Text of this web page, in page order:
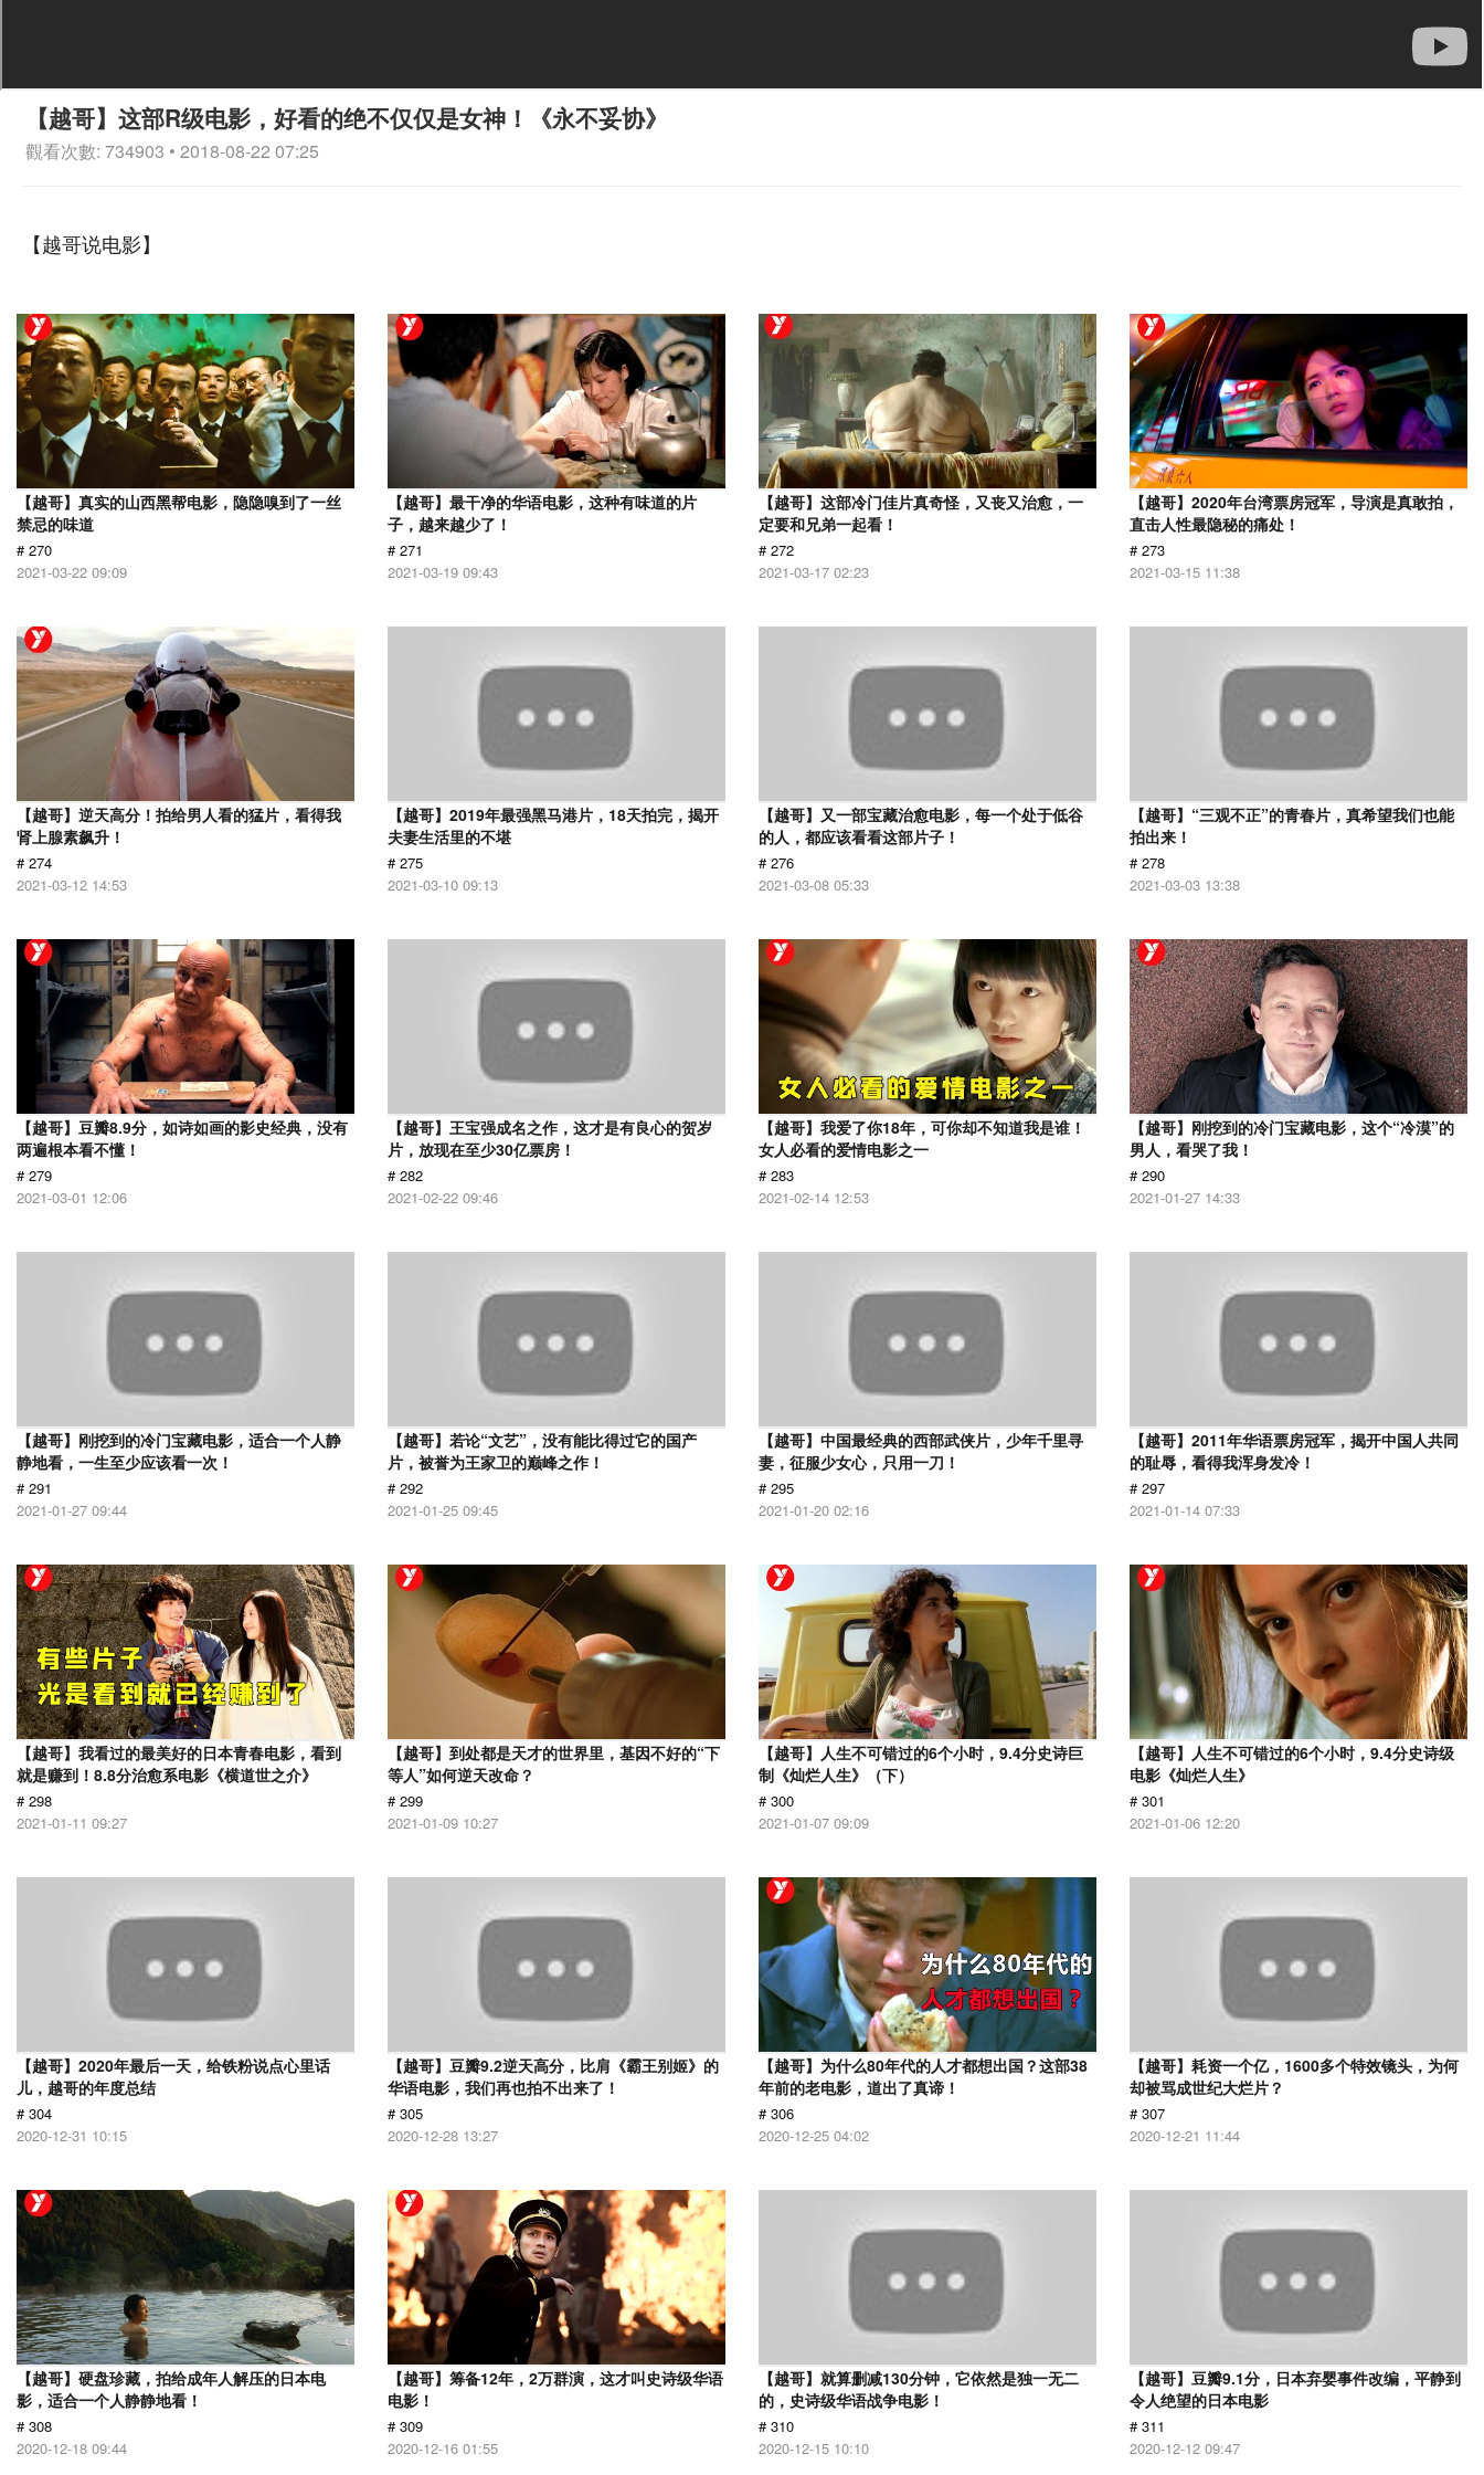
【越哥】这部R级电影，好看的绝不仅仅是女神！《永不妥协》
觀看次數: 734903 • 2018-08-22 07:25
【越哥说电影】
【越哥】真实的山西黑帮电影，隐隐嗅到了一丝
禁忌的味道
# 270
2021-03-22 09:09
【越哥】最干净的华语电影，这种有味道的片
子，越来越少了！
# 271
2021-03-19 09:43
【越哥】这部冷门佳片真奇怪，又丧又治愈，一
定要和兄弟一起看！
# 272
2021-03-17 02:23
【越哥】2020年台湾票房冠军，导演是真敢拍，
直击人性最隐秘的痛处！
# 273
2021-03-15 11:38
【越哥】逆天高分！拍给男人看的猛片，看得我
肾上腺素飙升！
# 274
2021-03-12 14:53
【越哥】2019年最强黑马港片，18天拍完，揭开
夫妻生活里的不堪
# 275
2021-03-10 09:13
【越哥】又一部宝藏治愈电影，每一个处于低谷
的人，都应该看看这部片子！
# 276
2021-03-08 05:33
【越哥】“三观不正”的青春片，真希望我们也能
拍出来！
# 278
2021-03-03 13:38
【越哥】豆瓣8.9分，如诗如画的影史经典，没有
两遍根本看不懂！
# 279
2021-03-01 12:06
【越哥】王宝强成名之作，这才是有良心的贺岁
片，放现在至少30亿票房！
# 282
2021-02-22 09:46
【越哥】我爱了你18年，可你却不知道我是谁！
女人必看的爱情电影之一
# 283
2021-02-14 12:53
【越哥】刚挖到的冷门宝藏电影，这个“冷漠”的
男人，看哭了我！
# 290
2021-01-27 14:33
【越哥】刚挖到的冷门宝藏电影，适合一个人静
静地看，一生至少应该看一次！
# 291
2021-01-27 09:44
【越哥】若论“文艺”，没有能比得过它的国产
片，被誉为王家卫的巅峰之作！
# 292
2021-01-25 09:45
【越哥】中国最经典的西部武侠片，少年千里寻
妻，征服少女心，只用一刀！
# 295
2021-01-20 02:16
【越哥】2011年华语票房冠军，揭开中国人共同
的耻辱，看得我浑身发冷！
# 297
2021-01-14 07:33
【越哥】我看过的最美好的日本青春电影，看到
就是赚到！8.8分治愈系电影《横道世之介》
# 298
2021-01-11 09:27
【越哥】到处都是天才的世界里，基因不好的“下
等人”如何逆天改命？
# 299
2021-01-09 10:27
【越哥】人生不可错过的6个小时，9.4分史诗巨
制《灿烂人生》（下）
# 300
2021-01-07 09:09
【越哥】人生不可错过的6个小时，9.4分史诗级
电影《灿烂人生》
# 301
2021-01-06 12:20
【越哥】2020年最后一天，给铁粉说点心里话
儿，越哥的年度总结
# 304
2020-12-31 10:15
【越哥】豆瓣9.2逆天高分，比肩《霸王别姬》的
华语电影，我们再也拍不出来了！
# 305
2020-12-28 13:27
【越哥】为什么80年代的人才都想出国？这部38
年前的老电影，道出了真谛！
# 306
2020-12-25 04:02
【越哥】耗资一个亿，1600多个特效镜头，为何
却被骂成世纪大烂片？
# 307
2020-12-21 11:44
【越哥】硬盘珍藏，拍给成年人解压的日本电
影，适合一个人静静地看！
# 308
2020-12-18 09:44
【越哥】筹备12年，2万群演，这才叫史诗级华语
电影！
# 309
2020-12-16 01:55
【越哥】就算删减130分钟，它依然是独一无二
的，史诗级华语战争电影！
# 310
2020-12-15 10:10
【越哥】豆瓣9.1分，日本弃婴事件改编，平静到
令人绝望的日本电影
# 311
2020-12-12 09:47